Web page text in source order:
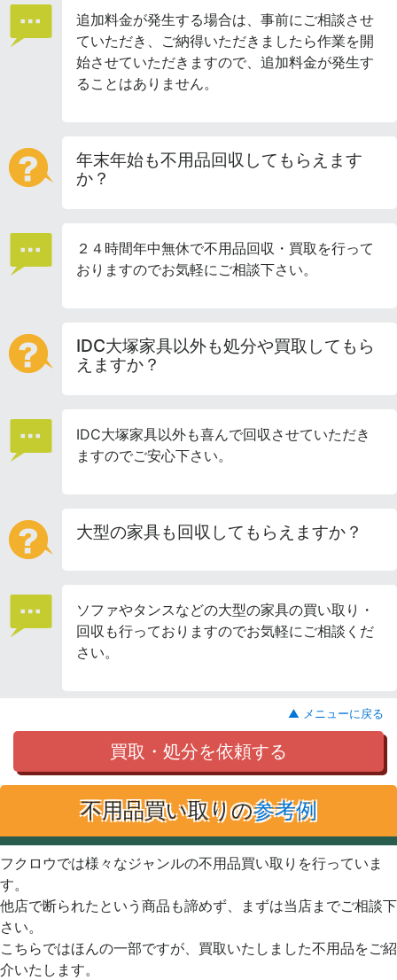
追加料金が発生する場合は、事前にご相談させ
ていただき、ご納得いただきましたら作業を開
始させていただきますので、追加料金が発生す
ることはありません。
年末年始も不用品回収してもらえます
か？
２４時間年中無休で不用品回収・買取を行って
おりますのでお気軽にご相談下さい。
IDC大塚家具以外も処分や買取してもら
えますか？
IDC大塚家具以外も喜んで回収させていただき
ますのでご安心下さい。
大型の家具も回収してもらえますか？
ソファやタンスなどの大型の家具の買い取り・
回収も行っておりますのでお気軽にご相談くだ
さい。
▲ メニューに戻る
買取・処分を依頼する
不用品買い取りの参考例
フクロウでは様々なジャンルの不用品買い取りを行っていま
す。
他店で断られたという商品も諦めず、まずは当店までご相談下
さい。
こちらではほんの一部ですが、買取いたしました不用品をご紹
介いたします。